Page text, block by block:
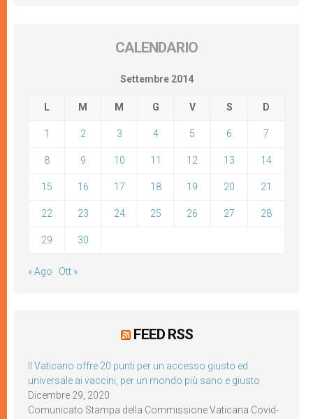
CALENDARIO
Settembre 2014
L M M G V S D
1 2 3 4 5 6 7
8 9 10 11 12 13 14
15 16 17 18 19 20 21
22 23 24 25 26 27 28
29 30
« Ago Ott »
FEED RSS
Il Vaticano offre 20 punti per un accesso giusto ed
universale ai vaccini, per un mondo più sano e giusto
Dicembre 29, 2020
Comunicato Stampa della Commissione Vaticana Covid-